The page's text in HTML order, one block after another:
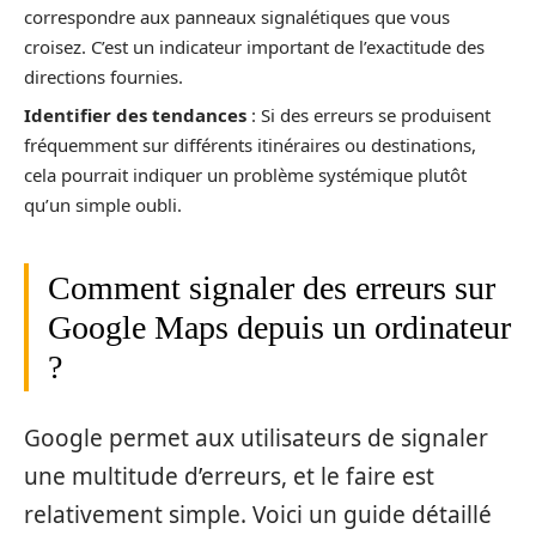
correspondre aux panneaux signalétiques que vous
croisez. C’est un indicateur important de l’exactitude des
directions fournies.
Identifier des tendances : Si des erreurs se produisent
fréquemment sur différents itinéraires ou destinations,
cela pourrait indiquer un problème systémique plutôt
qu’un simple oubli.
Comment signaler des erreurs sur
Google Maps depuis un ordinateur
?
Google permet aux utilisateurs de signaler
une multitude d’erreurs, et le faire est
relativement simple. Voici un guide détaillé